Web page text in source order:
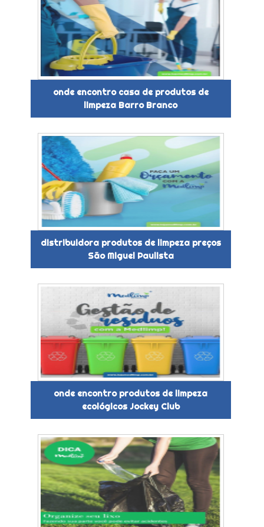
onde encontro casa de produtos de
limpeza Barro Branco
distribuidora produtos de limpeza preços
São Miguel Paulista
onde encontro produtos de limpeza
ecológicos Jockey Club